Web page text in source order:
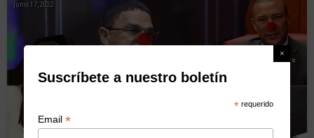
junio 17, 2022
Suscríbete a nuestro boletín
* requerido
Email*